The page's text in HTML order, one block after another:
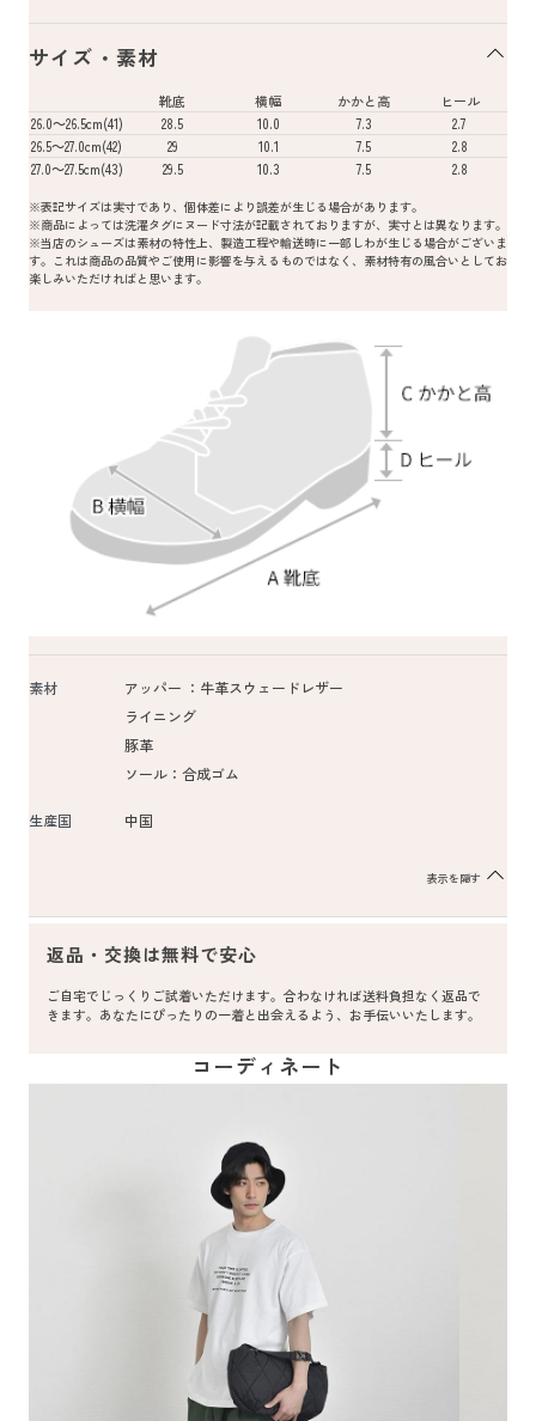
サイズ・素材
靴底 横幅 かかと高
ヒール
26.0～26.5cm(41)
28.5 10.0 7.3
2.7
26.5～27.0cm(42)
29 10.1 7.5
2.8
27.0～27.5cm(43)
29.5 10.3 7.5 2.8
※表記サイズは実寸であり、個体差により誤差が生じる場合があります。
※商品によっては洗濯タグにヌード寸法が記載されておりますが、実寸とは異なります。
※当店のシューズは素材の特性上、製造工程や輸送時に一部しわが生じる場合がございま
す。これは商品の品質やご使用に影響を与えるものではなく、素材特有の風合いとしてお
楽しみいただければと思います。
素材
アッパー ：牛革スウェードレザー
ライニング
豚革
ソール：合成ゴム
生産国 中国
表示を隠す
返品・交換は無料で安心
ご自宅でじっくりご試着いただけます。合わなければ送料負担なく返品で
きます。あなたにぴったりの一着と出会えるよう、お手伝いいたします。
コーディネート